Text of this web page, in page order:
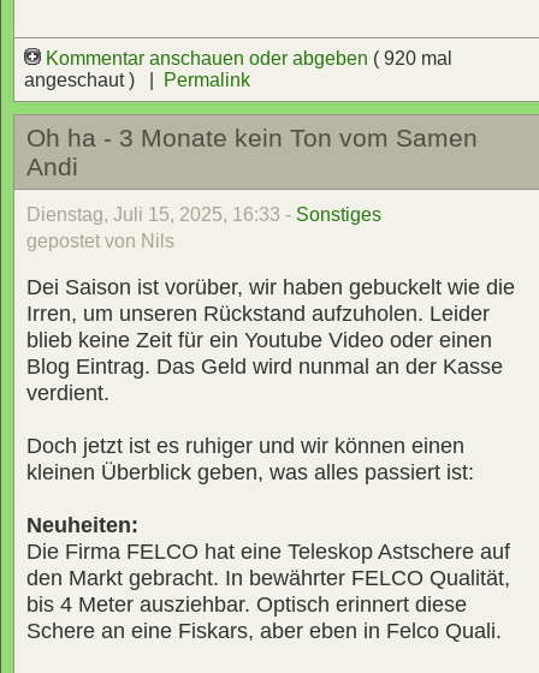
Kommentar anschauen oder abgeben ( 920 mal
angeschaut ) |
Permalink
Oh ha - 3 Monate kein Ton vom Samen
Andi
Dienstag, Juli 15, 2025, 16:33 - Sonstiges
gepostet von Nils
Dei Saison ist vorüber, wir haben gebuckelt wie die
Irren, um unseren Rückstand aufzuholen. Leider
blieb keine Zeit für ein Youtube Video oder einen
Blog Eintrag. Das Geld wird nunmal an der Kasse
verdient.
Doch jetzt ist es ruhiger und wir können einen
kleinen Überblick geben, was alles passiert ist:
Neuheiten:
Die Firma FELCO hat eine Teleskop Astschere auf
den Markt gebracht. In bewährter FELCO Qualität,
bis 4 Meter ausziehbar. Optisch erinnert diese
Schere an eine Fiskars, aber eben in Felco Quali.